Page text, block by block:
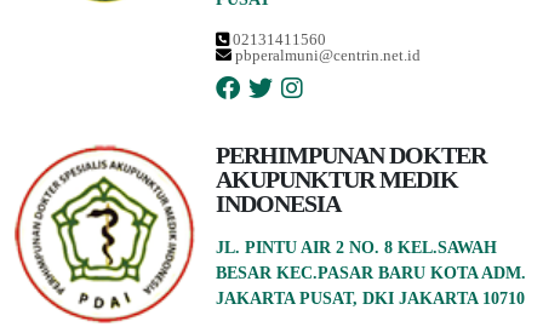
02131411560
pbperalmuni@centrin.net.id
PERHIMPUNAN DOKTER
AKUPUNKTUR MEDIK
INDONESIA
JL. PINTU AIR 2 NO. 8 KEL.SAWAH
BESAR KEC.PASAR BARU KOTA ADM.
JAKARTA PUSAT, DKI JAKARTA 10710